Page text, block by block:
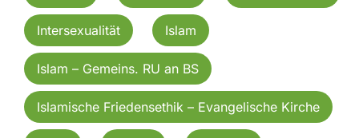
Intersexualität Islam
Islam – Gemeins. RU an BS
Islamische Friedensethik – Evangelische Kirche